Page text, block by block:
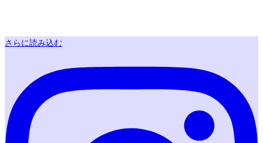
さらに読み込む